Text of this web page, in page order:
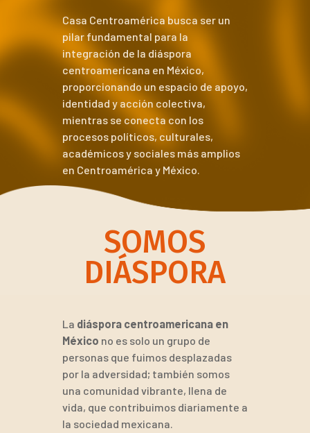
Casa Centroamérica busca ser un
pilar fundamental para la
integración de la diáspora
centroamericana en México,
proporcionando un espacio de apoyo,
identidad y acción colectiva,
mientras se conecta con los
procesos políticos, culturales,
académicos y sociales más amplios
en Centroamérica y México.
SOMOS
DIÁSPORA
La diáspora centroamericana en
México no es solo un grupo de
personas que fuimos desplazadas
por la adversidad; también somos
una comunidad vibrante, llena de
vida, que contribuimos diariamente a
la sociedad mexicana.